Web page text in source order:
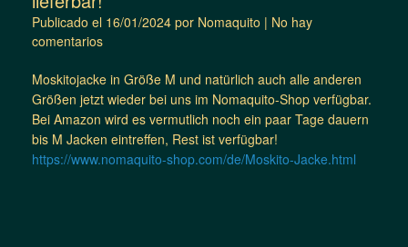
Publicado el 16/01/2024 por Nomaquito | No hay
comentarios
Moskitojacke in Größe M und natürlich auch alle anderen
Größen jetzt wieder bei uns im Nomaquito-Shop verfügbar.
Bei Amazon wird es vermutlich noch ein paar Tage dauern
bis M Jacken eintreffen, Rest ist verfügbar!
https://www.nomaquito-shop.com/de/Moskito-Jacke.html